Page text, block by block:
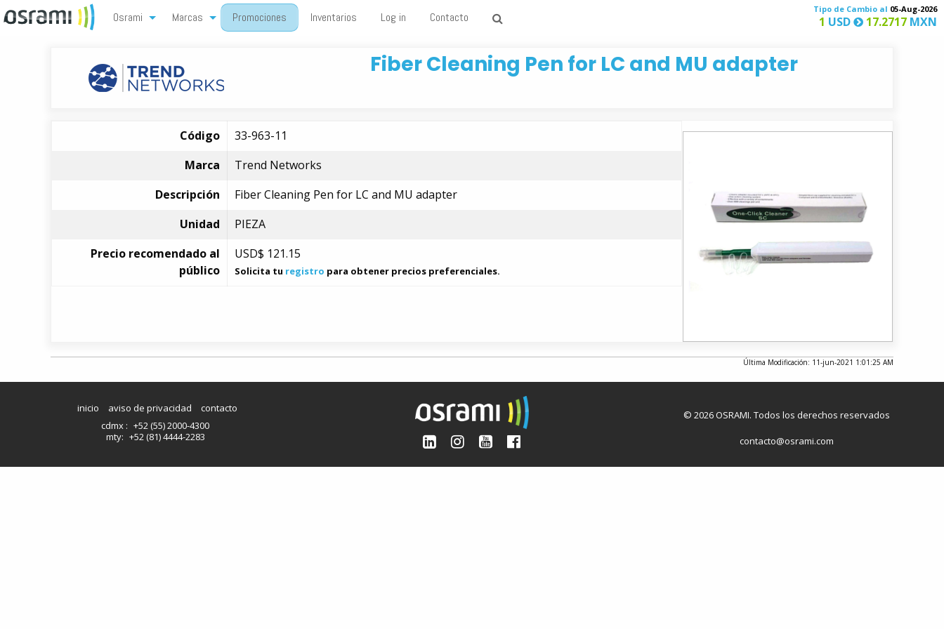
Osrami Marcas Promociones Inventarios Log in Contacto
Tipo de Cambio al 05-Aug-2026
1 USD 17.2717 MXN
Fiber Cleaning Pen for LC and MU adapter
Código
33-963-11
Marca
Trend Networks
Descripción
Fiber Cleaning Pen for LC and MU adapter
Unidad
PIEZA
Precio recomendado al
público
USD$ 121.15
Solicita tu registro para obtener precios preferenciales.
Última Modificación: 11-jun-2021 1:01:25 AM
inicio aviso de privacidad
contacto
cdmx : +52 (55) 2000-4300
mty: +52 (81) 4444-2283
© 2026 OSRAMI. Todos los derechos reservados
contacto@osrami.com